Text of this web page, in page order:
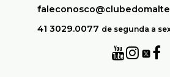
41 3029.0077 de segunda a